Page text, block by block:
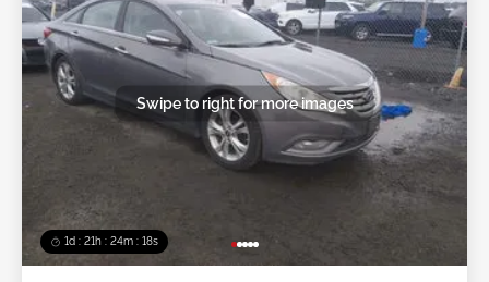
1d : 21h : 24m : 15s
Swipe to right for more images